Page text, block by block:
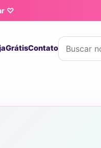
♡
GrátisContato
Buscar por: